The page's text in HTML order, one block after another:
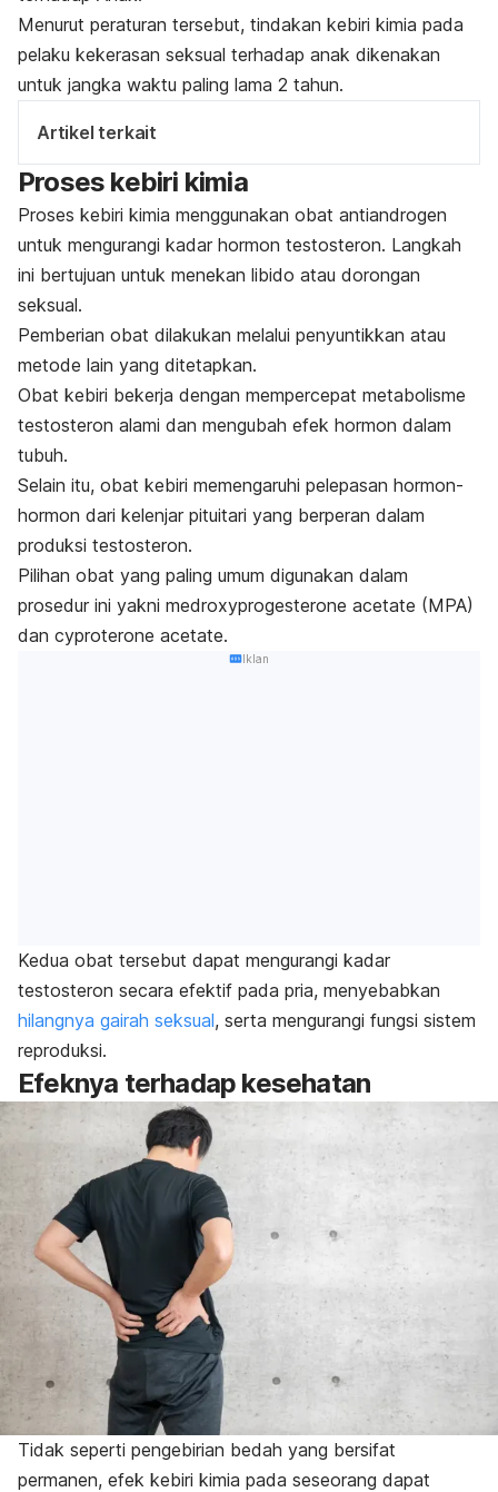
Menurut peraturan tersebut, tindakan kebiri kimia pada
pelaku kekerasan seksual terhadap anak dikenakan
untuk jangka waktu paling lama 2 tahun.
Artikel terkait
Proses kebiri kimia
Proses kebiri kimia menggunakan obat antiandrogen
untuk mengurangi kadar hormon testosteron. Langkah
ini bertujuan untuk menekan libido atau dorongan
seksual.
Pemberian obat dilakukan melalui penyuntikkan atau
metode lain yang ditetapkan.
Obat kebiri bekerja dengan mempercepat metabolisme
testosteron alami dan mengubah efek hormon dalam
tubuh.
Selain itu, obat kebiri memengaruhi pelepasan hormon-
hormon dari kelenjar pituitari yang berperan dalam
produksi testosteron.
Pilihan obat yang paling umum digunakan dalam
prosedur ini yakni medroxyprogesterone acetate (MPA)
dan cyproterone acetate.
Iklan
Kedua obat tersebut dapat mengurangi kadar
testosteron secara efektif pada pria, menyebabkan
hilangnya gairah seksual, serta mengurangi fungsi sistem
reproduksi.
Efeknya terhadap kesehatan
Tidak seperti pengebirian bedah yang bersifat
permanen, efek kebiri kimia pada seseorang dapat